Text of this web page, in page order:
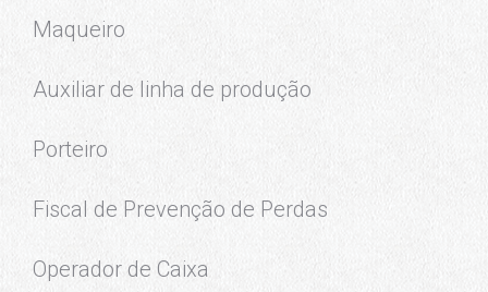
Maqueiro
Auxiliar de linha de produção
Porteiro
Fiscal de Prevenção de Perdas
Operador de Caixa